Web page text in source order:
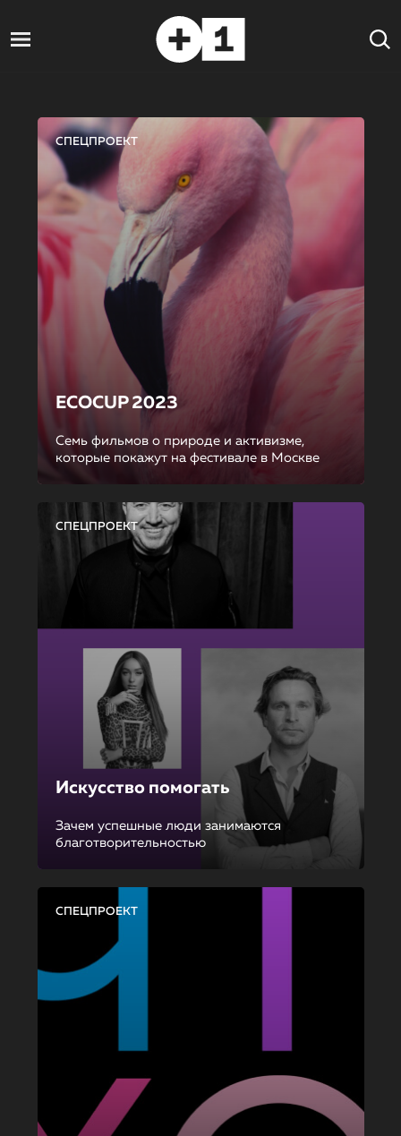
СПЕЦПРОЕКТ
ECOCUP 2023
Семь фильмов о природе и активизме,
которые покажут на фестивале в Москве
СПЕЦПРОЕКТ
Искусство помогать
Зачем успешные люди занимаются
благотворительностью
СПЕЦПРОЕКТ